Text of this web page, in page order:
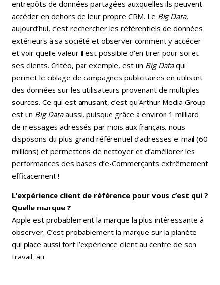
entrepôts de données partagées auxquelles ils peuvent
accéder en dehors de leur propre CRM. Le Big Data,
aujourd’hui, c’est rechercher les référentiels de données
extérieurs à sa société et observer comment y accéder
et voir quelle valeur il est possible d’en tirer pour soi et
ses clients. Critéo, par exemple, est un Big Dataqui
permet le ciblage de campagnes publicitaires en utilisant
des données sur les utilisateurs provenant de multiples
sources. Ce qui est amusant, c’est qu’Arthur Media Group
est un Big Dataaussi, puisque grâce à environ 1 milliard
de messages adressés par mois aux français, nous
disposons du plus grand référentiel d’adresses e-mail (60
millions) et permettons de nettoyer et d’améliorer les
performances des bases d’e-Commerçants extrêmement
efficacement !
L’expérience client de référence pour vous c’est qui ?
Quelle marque ?
Apple est probablement la marque la plus intéressante à
observer. C’est probablement la marque sur la planète
qui place aussi fort l’expérience client au centre de son
travail, au